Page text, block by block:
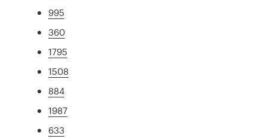
995
360
1795
1508
884
1987
633